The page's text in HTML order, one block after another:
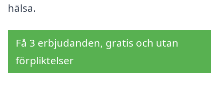
hälsa.
Få 3 erbjudanden, gratis och utan
förpliktelser